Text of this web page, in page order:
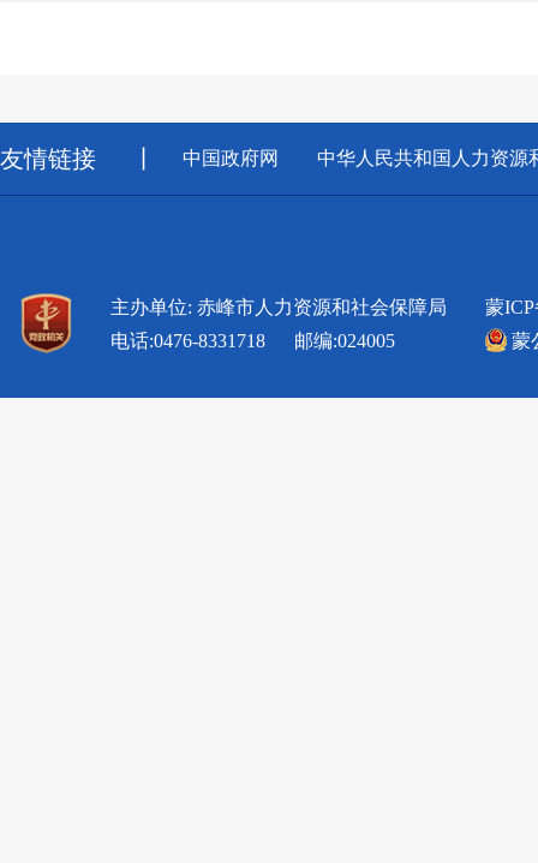
友情链接 中国政府网 中华人民共和国人力资源
主办单位: 赤峰市人力资源和社会保障局
电话:0476-8331718 邮编:024005
蒙ICP
蒙